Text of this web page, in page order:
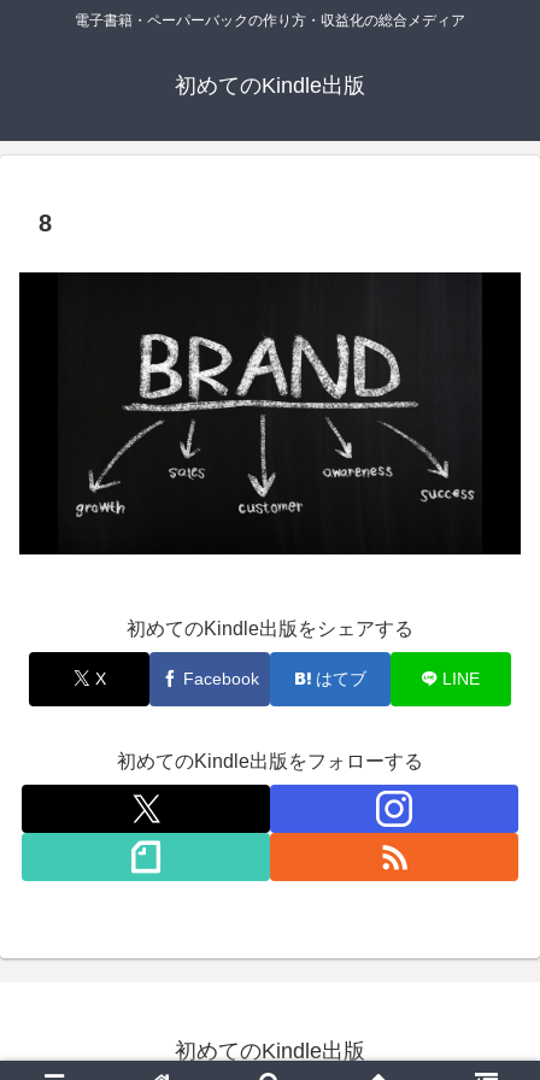
電子書籍・ペーパーバックの作り方・収益化の総合メディア
初めてのKindle出版
8
初めてのKindle出版をシェアする
X Facebook はてブ LINE
初めてのKindle出版をフォローする
初めてのKindle出版